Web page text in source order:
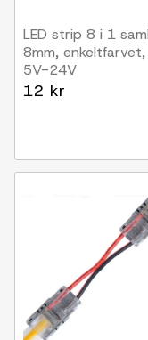
LED strip 8 i 1
8mm, enkeltfarvet,
5V-24V
12 kr